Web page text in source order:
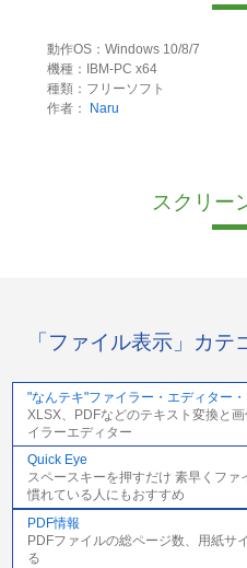
動作OS：Windows 10/8/7
機種：IBM-PC x64
種類：フリーソフト
作者：
Naru
スクリー
「ファイル表示」カ
"なんテキ"ファイラー・エディター
XLSX、PDFなどのテキスト変換と
イラーエディター
Quick Eye
スペースキーを押すだけ 素早くフ
慣れている人にもおすすめ
PDF情報
PDFファイルの総ページ数、用紙サ
る